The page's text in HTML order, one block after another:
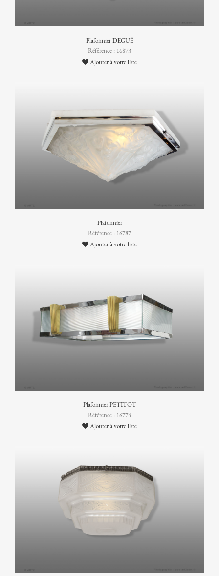
Plafonnier DEGUÉ
Référence : 16873
Ajouter à votre liste
Plafonnier
Référence : 16787
Ajouter à votre liste
Plafonnier PETITOT
Référence : 16774
Ajouter à votre liste